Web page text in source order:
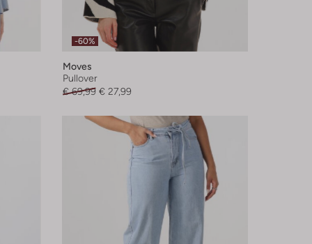
-60%
Moves
Pullover
€ 69,99 € 27,99